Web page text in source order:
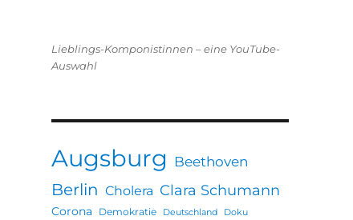
Lieblings-Komponistinnen – eine YouTube-
Auswahl
Augsburg Beethoven
Berlin Cholera Clara Schumann
Corona Demokratie Deutschland Doku